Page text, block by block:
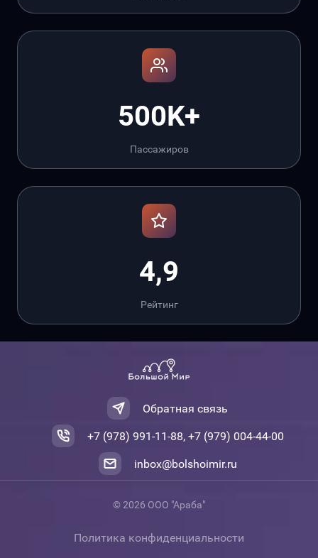
500K+
Пассажиров
4,9
Рейтинг
Обратная связь
+7 (978) 991-11-88, +7 (979) 004-44-00
inbox@bolshoimir.ru
© 2026 ООО "Араба"
Политика конфиденциальности